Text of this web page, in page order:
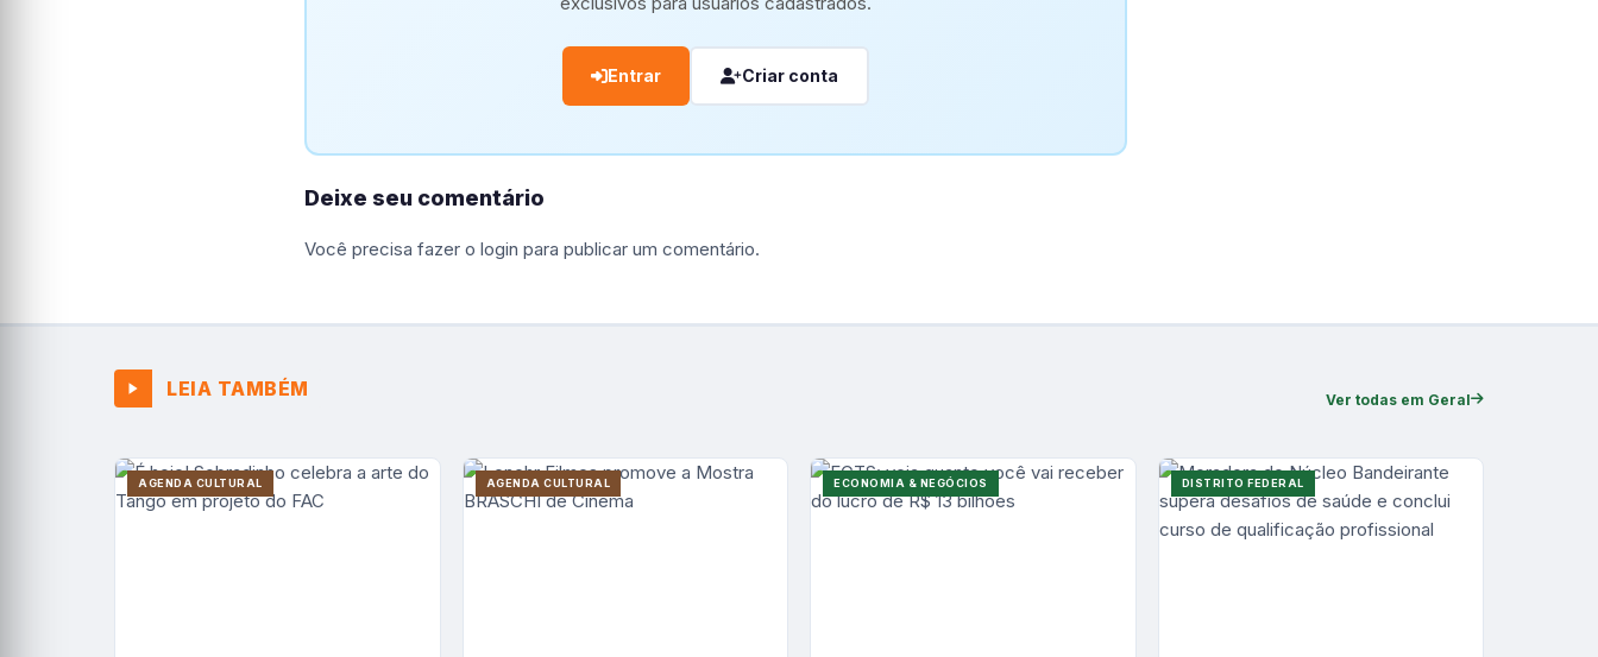
Entrar Criar conta
Deixe seu comentário
Você precisa fazer o login para publicar um comentário.
LEIA TAMBÉM Ver todas em Geral
AGENDA CULTURAL AGENDA CULTURAL ECONOMIA & NEGÓCIOS DISTRITO FEDERAL